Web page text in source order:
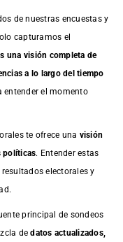
de nuestras encuestasy
capturamos el
una visión completa de
a lo largo del tiempo
entender el momento
te ofrece una visión
políticas. Entender estas
electorales y
principal de sondeos
dedatos actualizados,